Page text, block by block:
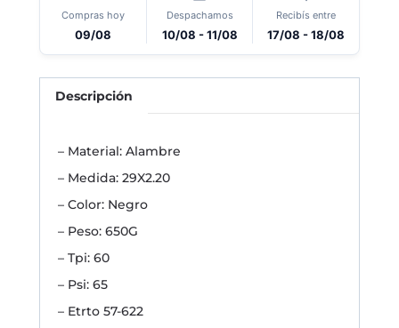
Compras hoy
09/08
Despachamos
10/08 - 11/08
Recibís entre
17/08 - 18/08
Descripción
– Material: Alambre
– Medida: 29X2.20
– Color: Negro
– Peso: 650G
– Tpi: 60
– Psi: 65
– Etrto 57-622